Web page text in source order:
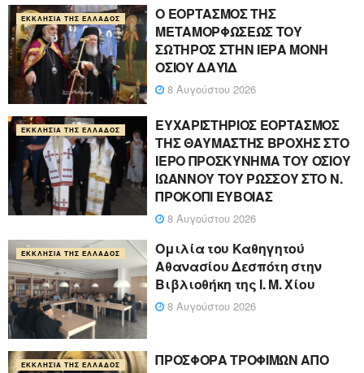
ΕΚΚΛΗΣΊΑ ΤΗΣ ΕΛΛΆΔΟΣ
Ο ΕΟΡΤΑΣΜΟΣ ΤΗΣ
ΜΕΤΑΜΟΡΦΩΣΕΩΣ ΤΟΥ
ΣΩΤΗΡΟΣ ΣΤΗΝ ΙΕΡΑ ΜΟΝΗ
ΟΣΙΟΥ ΔΑΥΪΔ
8 Αυγούστου 2026
ΕΚΚΛΗΣΊΑ ΤΗΣ ΕΛΛΆΔΟΣ
ΕΥΧΑΡΙΣΤΗΡΙΟΣ ΕΟΡΤΑΣΜΟΣ
ΤΗΣ ΘΑΥΜΑΣΤΗΣ ΒΡΟΧΗΣ ΣΤΟ
ΙΕΡΟ ΠΡΟΣΚΥΝΗΜΑ ΤΟΥ ΟΣΙΟΥ
ΙΩΑΝΝΟΥ ΤΟΥ ΡΩΣΣΟΥ ΣΤΟ Ν.
ΠΡΟΚΟΠΙ ΕΥΒΟΙΑΣ
8 Αυγούστου 2026
ΕΚΚΛΗΣΊΑ ΤΗΣ ΕΛΛΆΔΟΣ
Ομιλία του Καθηγητού
Αθανασίου Δεσπότη στην
Βιβλιοθήκη της Ι. Μ. Χίου
8 Αυγούστου 2026
ΕΚΚΛΗΣΊΑ ΤΗΣ ΕΛΛΆΔΟΣ
ΠΡΟΣΦΟΡΑ ΤΡΟΦΙΜΩΝ ΑΠΟ